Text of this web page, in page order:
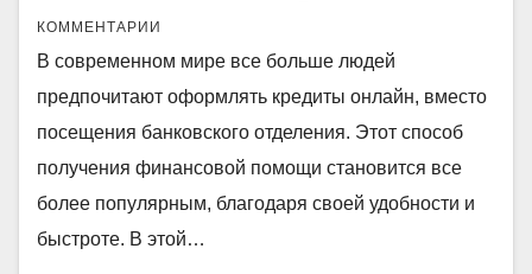
КОММЕНТАРИИ
В современном мире все больше людей
предпочитают оформлять кредиты онлайн, вместо
посещения банковского отделения. Этот способ
получения финансовой помощи становится все
более популярным, благодаря своей удобности и
быстроте. В этой…